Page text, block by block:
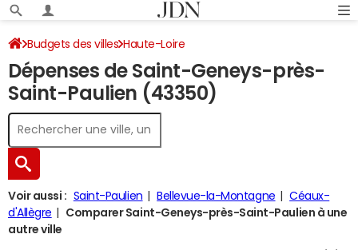
Budgets des villes Haute-Loire
Saint-Geneys-près-Saint-Paulien Dépenses 2024
Dépenses de Saint-Geneys-près-
Saint-Paulien (43350)
Voir aussi : Saint-Paulien Bellevue-la-Montagne
Céaux-
d'Allègre
Comparer Saint-Geneys-près-Saint-Paulien à une
autre ville